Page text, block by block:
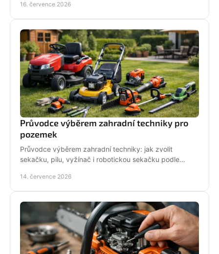
16. července 2026
Průvodce výběrem zahradní techniky pro
pozemek
Průvodce výběrem zahradní techniky: jak zvolit
sekačku, pilu, vyžínač i robotickou sekačku podle
podpory.
14. července 2026